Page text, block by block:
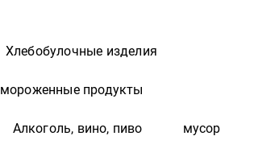
Хлебобулочные изделия
продукты
Алкоголь, вино, пиво мусор